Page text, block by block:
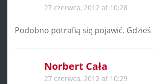
27 czerwca, 2012 at 10:28
Podobno potrafią się pojawić. Gdzieś
Norbert Cała
27 czerwca, 2012 at 10:29